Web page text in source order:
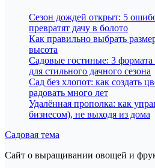
Сезон дождей открыт: 5
превратят дачу в болото
Как правильно выбрать
высота
Садовые гостиные: 3 формата
для стильного дачного сезона
Сад без хлопот: как создать
радовать много лет
Удалённая прополка: как
бизнесом), не выходя из дома
Садовая тема
Сайт о выращивании овощей и